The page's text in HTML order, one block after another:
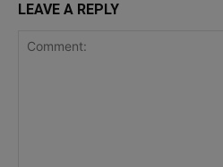
LEAVE A REPLY